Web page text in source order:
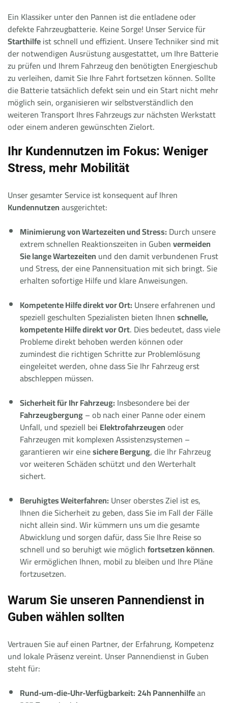
Ein Klassiker unter den Pannen ist die entladene oder
defekte Fahrzeugbatterie. Keine Sorge! Unser Service für
Starthilfeist schnell und effizient. Unsere Techniker sind mit
der notwendigen Ausrüstung ausgestattet, um Ihre Batterie
zu prüfen und Ihrem Fahrzeug den benötigten Energieschub
zu verleihen, damit Sie Ihre Fahrt fortsetzen können. Sollte
die Batterie tatsächlich defekt sein und ein Start nicht mehr
möglich sein, organisieren wir selbstverständlich den
weiteren Transport Ihres Fahrzeugs zur nächsten Werkstatt
oder einem anderen gewünschten Zielort.
Ihr Kundennutzen im Fokus: Weniger
Stress, mehr Mobilität
Unser gesamter Service ist konsequent auf Ihren
Kundennutzenausgerichtet:
Minimierung von Wartezeiten und Stress: Durch unsere
extrem schnellen Reaktionszeiten in Gubenvermeiden
Sie lange Wartezeiten und den damit verbundenen Frust
und Stress, der eine Pannensituation mit sich bringt. Sie
erhalten sofortige Hilfe und klare Anweisungen.
Kompetente Hilfe direkt vor Ort: Unsere erfahrenen und
speziell geschulten Spezialisten bieten Ihnenschnelle,
kompetente Hilfe direkt vor Ort. Dies bedeutet, dass viele
Probleme direkt behoben werden können oder
zumindest die richtigen Schritte zur Problemlösung
eingeleitet werden, ohne dass Sie Ihr Fahrzeug erst
abschleppen müssen.
Sicherheit für Ihr Fahrzeug: Insbesondere bei der
Fahrzeugbergung– ob nach einer Panne oder einem
Unfall, und speziell bei Elektrofahrzeugenoder
Fahrzeugen mit komplexen Assistenzsystemen –
garantieren wir einesichere Bergung, die Ihr Fahrzeug
vor weiteren Schäden schützt und den Werterhalt
sichert.
Beruhigtes Weiterfahren: Unser oberstes Ziel ist es,
Ihnen die Sicherheit zu geben, dass Sie im Fall der Fälle
nicht allein sind. Wir kümmern uns um die gesamte
Abwicklung und sorgen dafür, dass Sie Ihre Reise so
schnell und so beruhigt wie möglichfortsetzen können.
Wir ermöglichen Ihnen, mobil zu bleiben und Ihre Pläne
fortzusetzen.
Warum Sie unseren Pannendienst in
Guben wählen sollten
Vertrauen Sie auf einen Partner, der Erfahrung, Kompetenz
und lokale Präsenz vereint. Unser Pannendienst in Guben
steht für:
Rund-um-die-Uhr-Verfügbarkeit: 24h Pannenhilfean